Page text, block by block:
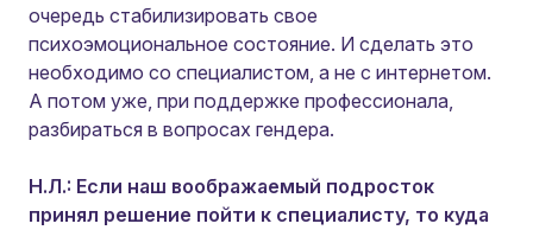
очередь стабилизировать свое
психоэмоциональное состояние. И сделать это
необходимо со специалистом, а не с интернетом.
А потом уже, при поддержке профессионала,
разбираться в вопросах гендера.
Н.Л.: Если наш воображаемый подросток
принял решение пойти к специалисту, то куда